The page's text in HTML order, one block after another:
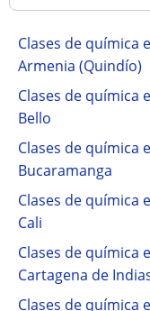
Clases de química
Armenia (Quindío)
Clases de química
Bello
Clases de química
Bucaramanga
Clases de química
Cali
Clases de química
Cartagena de
Clases de química